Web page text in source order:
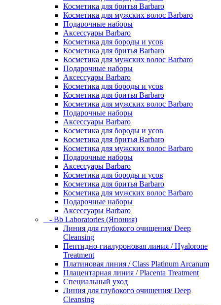
Косметика для бритья Barbaro
Косметика для мужских волос Barbaro
Подарочные наборы
Аксессуары Barbaro
Косметика для бороды и усов
Косметика для бритья Barbaro
Косметика для мужских волос Barbaro
Подарочные наборы
Аксессуары Barbaro
Косметика для бороды и усов
Косметика для бритья Barbaro
Косметика для мужских волос Barbaro
Подарочные наборы
Аксессуары Barbaro
Косметика для бороды и усов
Косметика для бритья Barbaro
Косметика для мужских волос Barbaro
Подарочные наборы
Аксессуары Barbaro
Косметика для бороды и усов
Косметика для бритья Barbaro
Косметика для мужских волос Barbaro
Подарочные наборы
Аксессуары Barbaro
- Bb Laboratories (Япония)
Линия для глубокого очищения/ Deep
Cleansing
Пептидно-гиалуроновая линия / Hyalorone
Treatment
Платиновая линия / Class Platinum Arcanum
Плацентарная линия / Placenta Treatment
Специальный уход
Линия для глубокого очищения/ Deep
Cleansing